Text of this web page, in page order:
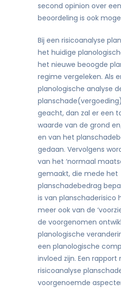
second opinion over
beoordeling is ook
Bij een risicoanalyse
het huidige
het nieuwe beoogde
regime vergeleken. Als
planologische analyse
geacht, dan zal er een
waarde van de grond
en van het
gedaan. Vervolgens
van het ‘normaal
gemaakt, die mede het
planschadebedrag
is van planschaderisico
meer ook van de
de voorgenomen
planologische
een planologische
invloed zijn. Een rapport
risicoanalyse
voorgenoemde